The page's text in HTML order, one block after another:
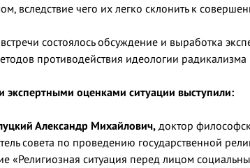
вследствие чего их легко склонить к
состоялось обсуждение и выработка
противодействия идеологии радикализма
экспертными оценками ситуации выступили:
Александр Михайлович, доктор
совета по проведению государственной
«Религиозная ситуация перед лицом